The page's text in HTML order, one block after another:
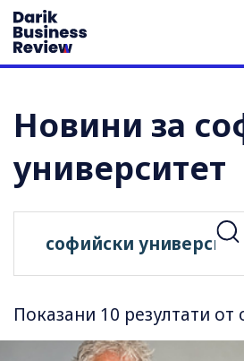
Новини за
университет
Показани 10 резултати